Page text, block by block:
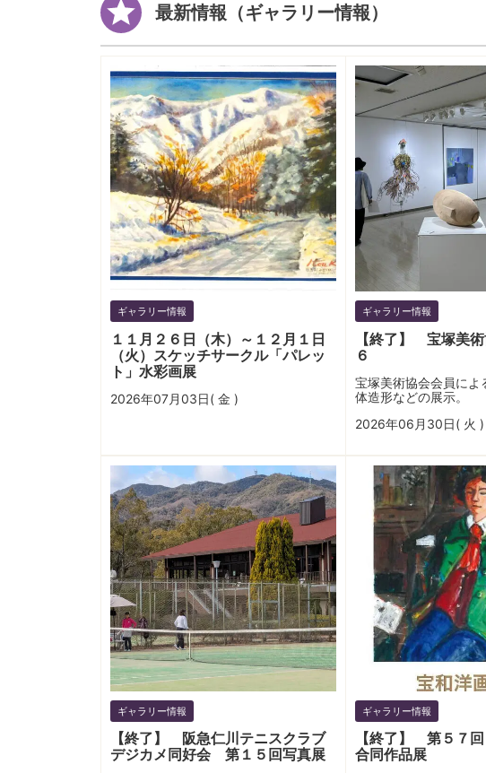
最新情報（ギャラリー情報）
ギャラリー情報
１１月２６日（木）～１２月１日
（火）スケッチサークル「パレッ
ト」水彩画展
2026年07月03日( 金 )
ギャラリー情報
【終了】 宝塚美
６
宝塚美術協会会員によ
体造形などの展示。
2026年06月30日( 火 )
ギャラリー情報
【終了】 阪急仁川テニスクラブ
デジカメ同好会 第１５回写真展
ギャラリー情報
【終了】 第５７
合同作品展